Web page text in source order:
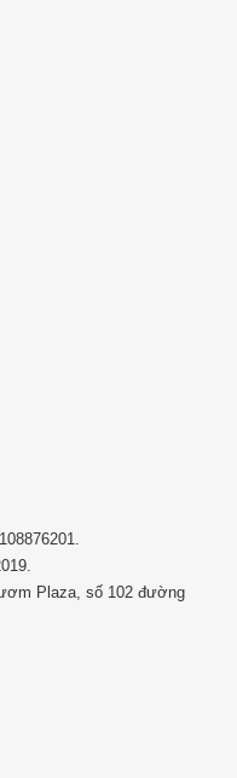
Plaza, số 102 đường